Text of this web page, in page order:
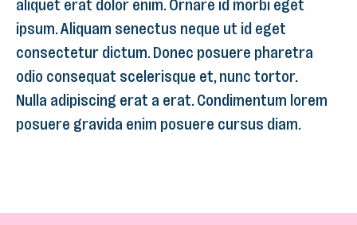
aliquet erat dolor enim. Ornare id morbi eget
ipsum. Aliquam senectus neque ut id eget
consectetur dictum. Donec posuere pharetra
odio consequat scelerisque et, nunc tortor.
Nulla adipiscing erat a erat. Condimentum lorem
posuere gravida enim posuere cursus diam.